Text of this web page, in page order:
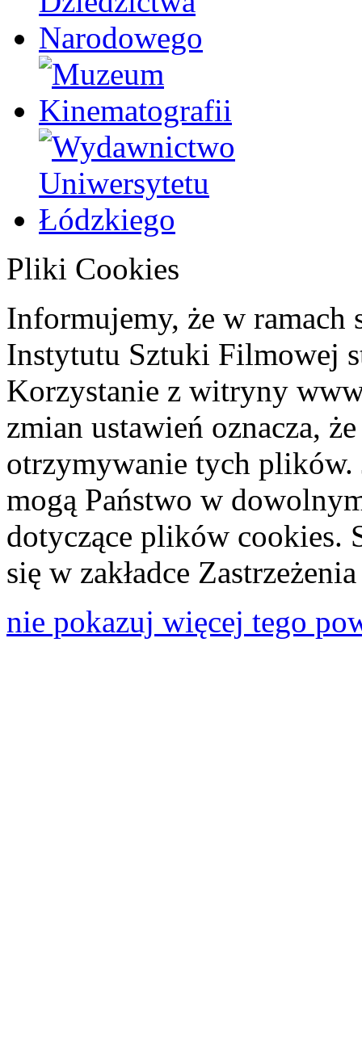
Pliki Cookies
Informujemy, że w ramach
Instytutu Sztuki Filmowej
Korzystanie z witryny
zmian ustawień oznacza,
otrzymywanie tych plików.
mogą Państwo w
dotyczące plików cookies.
się w zakładce
nie pokazuj więcej tego